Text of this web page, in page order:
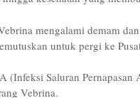
mengalami demam
untuk pergi ke
(Infeksi Saluran
Vebrina.